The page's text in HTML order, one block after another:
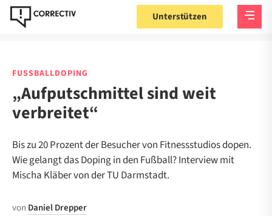
Unterstützen
FUSSBALLDOPING
„Aufputschmittel sind weit
verbreitet“
Bis zu 20 Prozent der Besucher von Fitnessstudios dopen.
Wie gelangt das Doping in den Fußball? Interview mit
Mischa Kläber von der TU Darmstadt.
von Daniel Drepper